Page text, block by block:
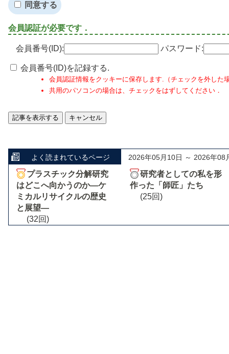
同意する
会員認証が必要です．
会員番号(ID): パスワード:
会員番号(ID)を記録する.
会員認証情報をクッキーに保存します.（チェックを外した
共用のパソコンの場合は、チェックをはずしてください．
よく読まれているページ 2026年05月10日 ～ 2026年08
プラスチック分解研究
はどこへ向かうのか―ケ
ミカルリサイクルの歴史
と展望―
(32回)
研究者としての私を形
作った「師匠」たち
(25回)